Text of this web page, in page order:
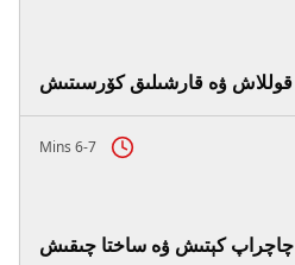
قوللاش ۋە قارشىلىق كۆرسىتىش
6-7 Mins
چاچراپ كېتىش ۋە ساختا چىقىش